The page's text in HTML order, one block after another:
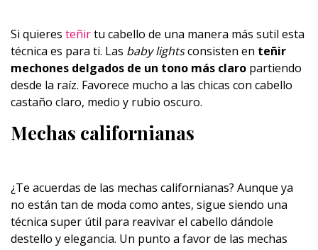
Si quieres teñirtu cabello de una manera más sutil esta
técnica es para ti. Las baby lightsconsisten en teñir
mechones delgados de un tono más claro partiendo
desde la raíz. Favorece mucho a las chicas con cabello
castaño claro, medio y rubio oscuro.
Mechas californianas
¿Te acuerdas de las mechas californianas? Aunque ya
no están tan de moda como antes, sigue siendo una
técnica super útil para reavivar el cabello dándole
destello y elegancia. Un punto a favor de las mechas